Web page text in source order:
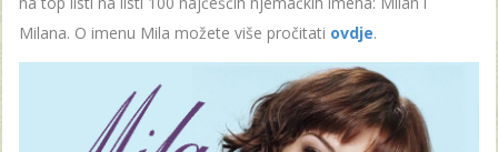
Milana. O imenu Mila možete više pročitati ovdje.